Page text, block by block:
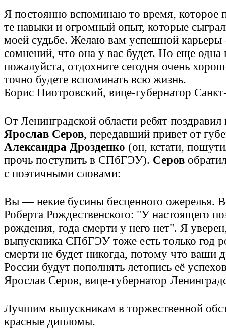
Я постоянно вспоминаю то время, которое
те навыки и огромный опыт, которые
моей судьбе. Желаю вам успешной
сомнений, что она у вас будет. Но еще одна
пожалуйста, отдохните сегодня очень
точно будете вспоминать всю жизнь.
Борис Пиотровский, вице-губернатор
От Ленинградской области ребят поздравил
Ярослав Серов, передавший привет от
Александра Дрозденко (он, кстати,
прочь поступить в СПбГЭУ). Серов
с поэтичными словами:
Вы — некие бусины бесценного ожерелья.
Роберта Рождественского: "У настоящего
рождения, года смерти у него нет". Я
выпускника СПбГЭУ тоже есть только год
смерти не будет никогда, потому что ваши
России будут пополнять летопись её
Ярослав Серов, вице-губернатор
Лучшим выпускникам в торжественной
красные дипломы.